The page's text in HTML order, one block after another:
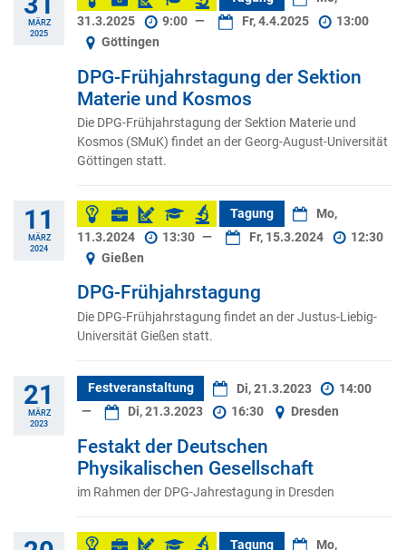
MÄRZ
2025
31.3.2025
9:00 — Fr, 4.4.2025
13:00
Göttingen
DPG-Frühjahrstagung der Sektion
Materie und Kosmos
Die DPG-Frühjahrstagung der Sektion Materie und
Kosmos (SMuK) findet an der Georg-August-Universität
Göttingen statt.
11
MÄRZ
2024
Tagung
Mo,
11.3.2024
13:30 — Fr, 15.3.2024
12:30
Gießen
DPG-Frühjahrstagung
Die DPG-Frühjahrstagung findet an der Justus-Liebig-
Universität Gießen statt.
21
MÄRZ
2023
Festveranstaltung Di, 21.3.2023
14:00
—
Di, 21.3.2023 16:30 Dresden
Festakt der Deutschen
Physikalischen Gesellschaft
im Rahmen der DPG-Jahrestagung in Dresden
Tagung
Mo,